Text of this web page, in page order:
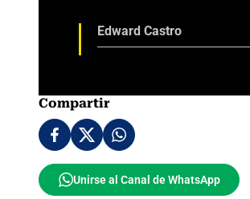
Edward Castro
Compartir
Unirse al Canal de WhatsApp